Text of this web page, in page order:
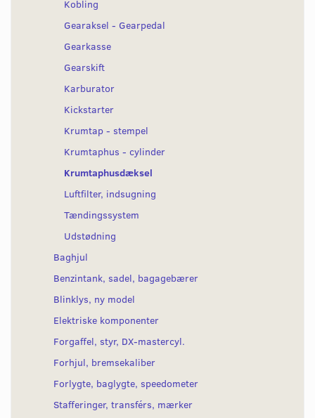
Kobling
Gearaksel - Gearpedal
Gearkasse
Gearskift
Karburator
Kickstarter
Krumtap - stempel
Krumtaphus - cylinder
Krumtaphusdæksel
Luftfilter, indsugning
Tændingssystem
Udstødning
Baghjul
Benzintank, sadel, bagagebærer
Blinklys, ny model
Elektriske komponenter
Forgaffel, styr, DX-mastercyl.
Forhjul, bremsekaliber
Forlygte, baglygte, speedometer
Stafferinger, transférs, mærker